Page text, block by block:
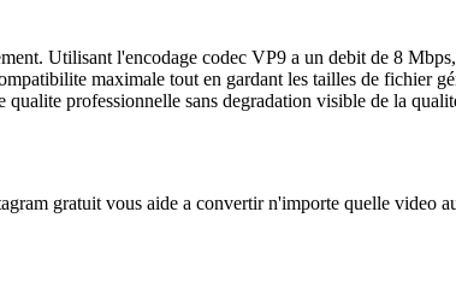
Utilisant l'encodage codec VP9 a un debit de 8
maximale tout en gardant les tailles de fichier
professionnelle sans degradation visible de la
gratuit vous aide a convertir n'importe quelle video